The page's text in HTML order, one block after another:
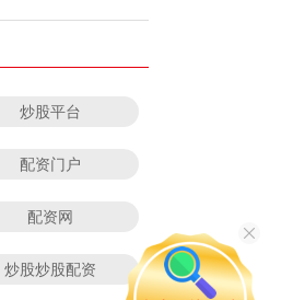
炒股平台
配资门户
配资网
炒股炒股配资